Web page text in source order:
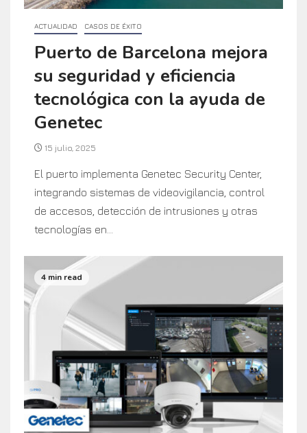
ACTUALIDAD CASOS DE ÉXITO
Puerto de Barcelona mejora
su seguridad y eficiencia
tecnológica con la ayuda de
Genetec
15 julio, 2025
El puerto implementa Genetec Security Center,
integrando sistemas de videovigilancia, control
de accesos, detección de intrusiones y otras
tecnologías en...
4 min read